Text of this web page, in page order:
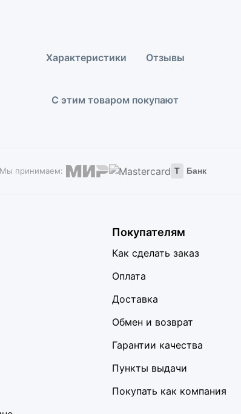
Характеристики Отзывы
С этим товаром покупают
Мы принимаем: Т Банк
Покупателям
Как сделать заказ
Оплата
Доставка
Обмен и возврат
Гарантии качества
Пункты выдачи
Покупать как компания